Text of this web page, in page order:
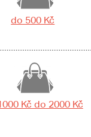
do 500 Kč
Kč do 2000 Kč